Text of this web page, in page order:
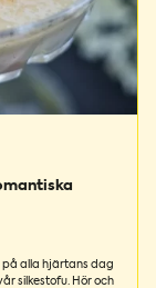
på alla hjärtans dag
silkestofu. Hör och